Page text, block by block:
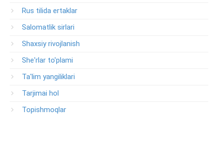
Rus tilida ertaklar
Salomatlik sirlari
Shaxsiy rivojlanish
She'rlar to'plami
Ta'lim yangiliklari
Tarjimai hol
Topishmoqlar